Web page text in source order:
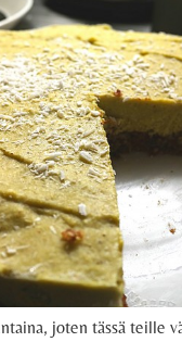
joten tässä teille